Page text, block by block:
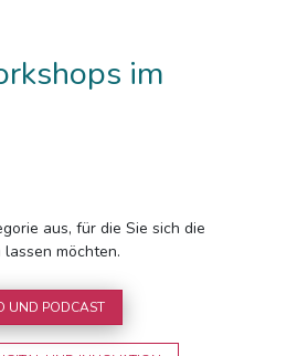
im
aus, für die Sie sich die
möchten.
UND PODCAST